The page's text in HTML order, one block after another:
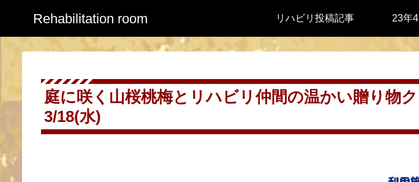
Rehabilitation room リハビリ投稿記事 23年
庭に咲く山桜桃梅とリハビリ仲間の温かい贈り物
3/18(水)